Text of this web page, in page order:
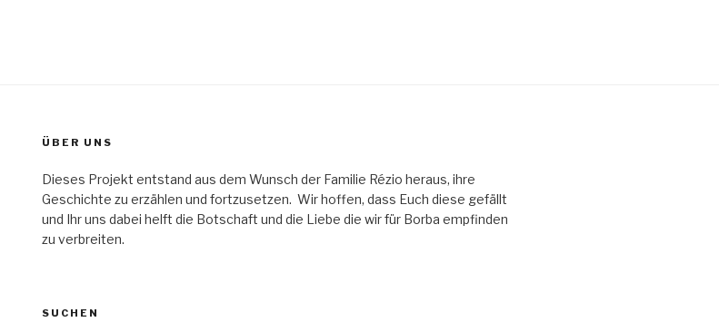
ÜBER UNS
Dieses Projekt entstand aus dem Wunsch der Familie Rézio heraus, ihre
Geschichte zu erzählen und fortzusetzen. Wir hoffen, dass Euch diese gefällt
und Ihr uns dabei helft die Botschaft und die Liebe die wir für Borba empfinden
zu verbreiten.
SUCHEN